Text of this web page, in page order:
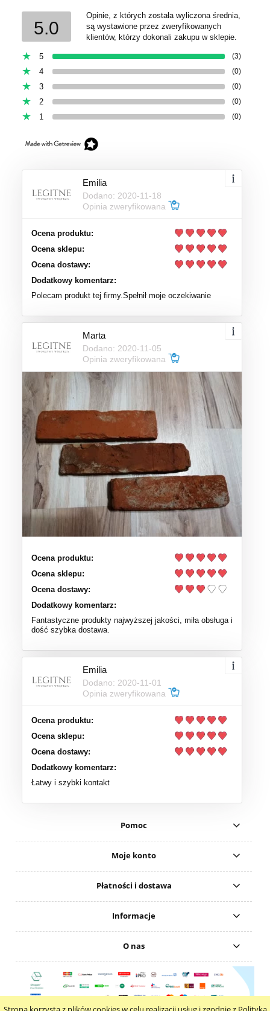
5.0
Opinie, z których została wyliczona średnia,
są wystawione przez zweryfikowanych
klientów, którzy dokonali zakupu w sklepie.
5 (3)
4 (0)
3 (0)
2 (0)
1 (0)
Emilia
Dodano: 2020-11-18
Opinia zweryfikowana
Ocena produktu:
Ocena sklepu:
Ocena dostawy:
Dodatkowy komentarz:
Polecam produkt tej firmy.Spełnił moje oczekiwanie
Marta
Dodano: 2020-11-05
Opinia zweryfikowana
Ocena produktu:
Ocena sklepu:
Ocena dostawy:
Dodatkowy komentarz:
Fantastyczne produkty najwyższej jakości, miła obsługa i
dość szybka dostawa.
Emilia
Dodano: 2020-11-01
Opinia zweryfikowana
Ocena produktu:
Ocena sklepu:
Ocena dostawy:
Dodatkowy komentarz:
Łatwy i szybki kontakt
Pomoc
Moje konto
Płatności i dostawa
Informacje
O nas